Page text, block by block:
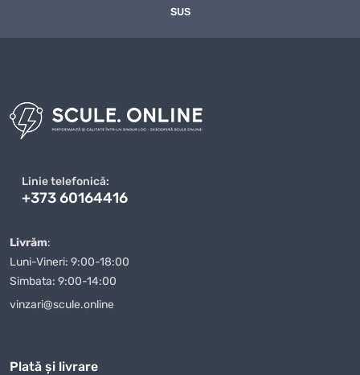
livrare rapidă, iar prețul pentruFierăstrău vertical Metabo
Avantajele achiziției de la noi nu se rezumă doar la prețuri
excelente, ci și la un nivel ridicat de servicii. Ne preocupăm de
Dacă aveți întrebări sau nelămuriri, echipa noastră de specialiști
Când comandați
(valiza) de la magazinul nostru, puteți fi siguri că veți primi un
produs de calitate într-un timp scurt. Oferim diverse modalități
pentru clienții noștri. Indiferent unde vă aflați în Moldova, vă
SUS
Linie telefonică:
+373 60164416
Livrăm:
Luni-Vineri: 9:00-18:00
Simbata: 9:00-14:00
vinzari@scule.online
Plată și livrare